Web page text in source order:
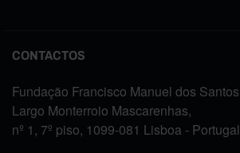
CONTACTOS
Fundação Francisco Manuel dos Santos
Largo Monterroio Mascarenhas,
nº 1, 7º piso, 1099-081 Lisboa - Portugal